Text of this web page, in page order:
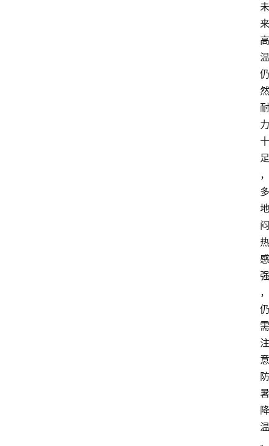
未
来
高
温
仍
然
耐
力
十
足
，
多
地
闷
热
感
强
，
仍
需
注
意
防
暑
降
温
。